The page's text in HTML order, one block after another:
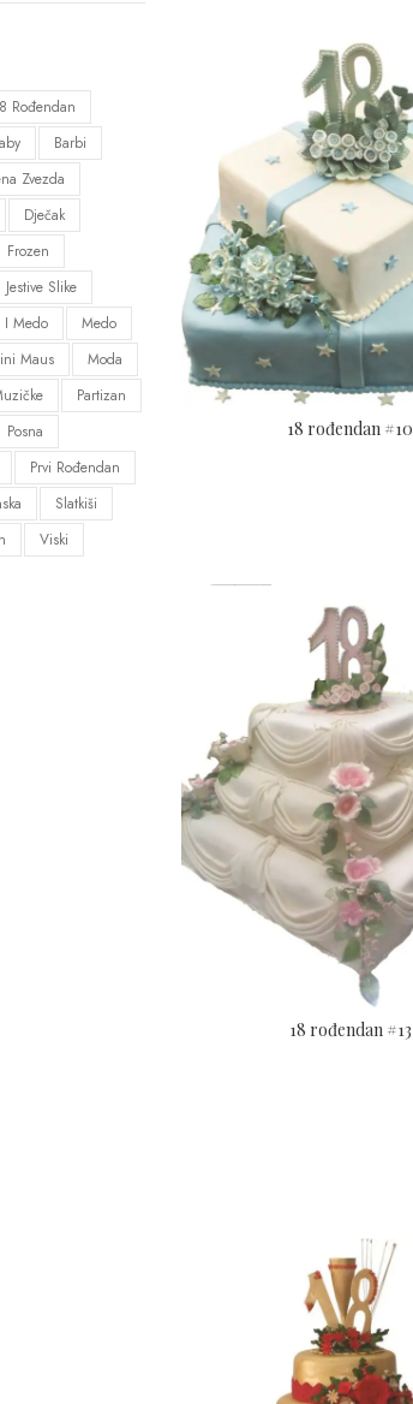
Rođendan
Barbi
Zvezda
Dječak
Frozen
Jestive Slike
I Medo
Medo
Maus
Moda
Partizan
Posna
Prvi Rođendan
Slatkiši
Viski
18 rođendan #10
18 rođendan #13